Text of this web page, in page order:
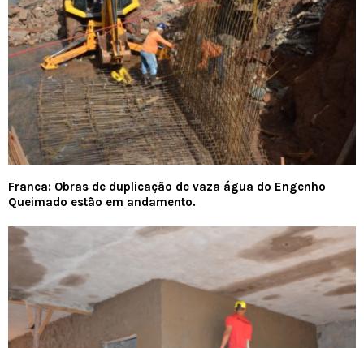
Franca: Obras de duplicação de vaza água do Engenho
Queimado estão em andamento.